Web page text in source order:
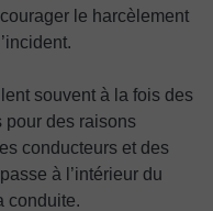
le harcèlement
souvent à la fois des
pour des raisons
conducteurs et des
à l’intérieur du
conduite.